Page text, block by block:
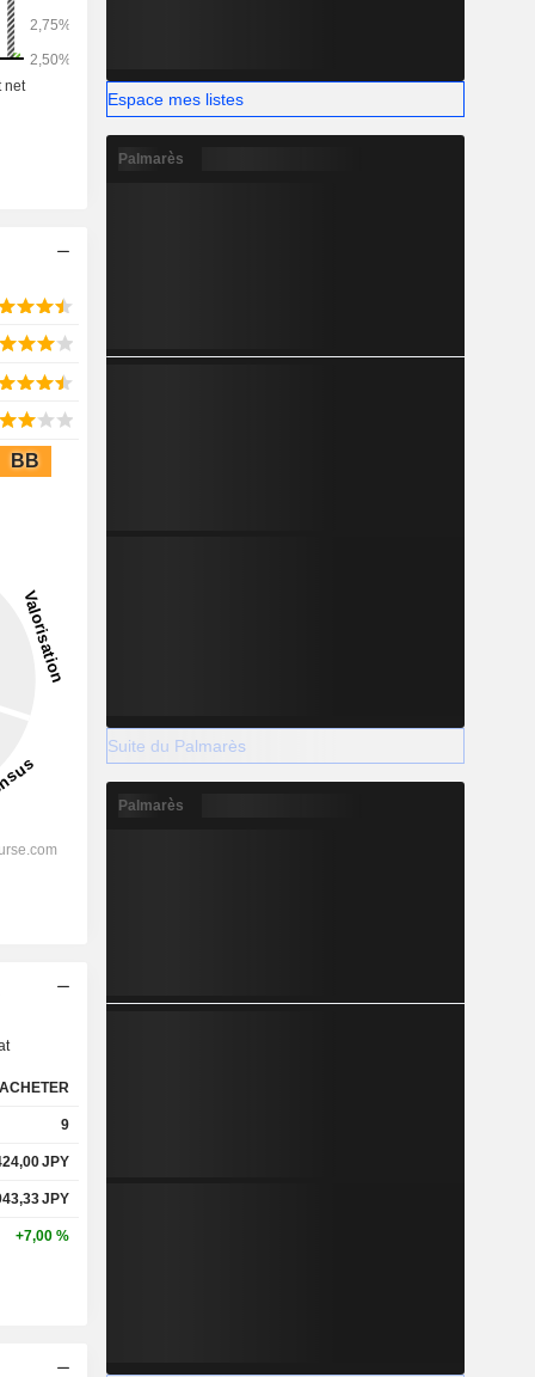
des biens
BB
ACHETER
9
JPY
JPY
+7,00 %
Espace mes listes
Palmarès
Suite du Palmarès
Palmarès